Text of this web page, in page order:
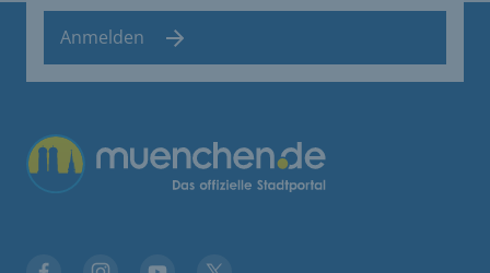
Anmelden
Übergreifende Links